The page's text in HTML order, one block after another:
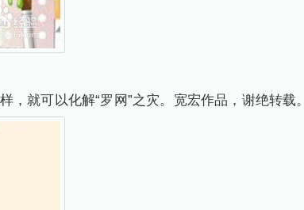
就可以化解“罗网”之灾。宽宏作品，谢绝转载。